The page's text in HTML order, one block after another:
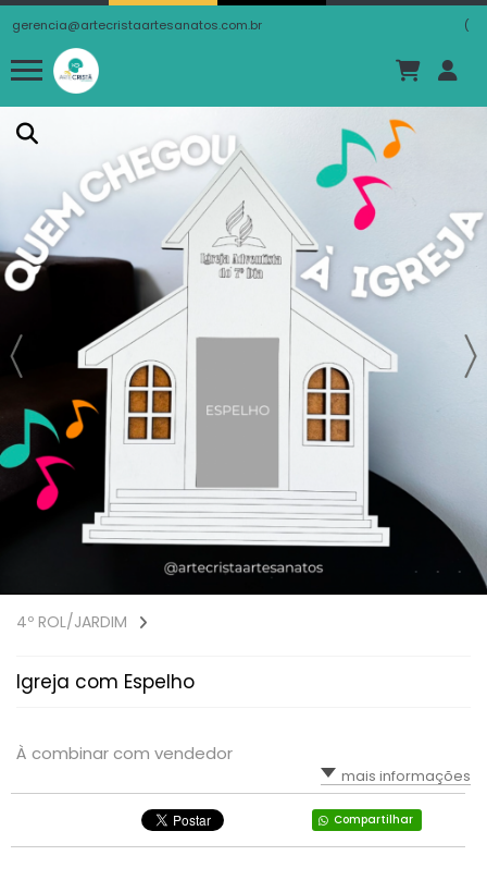
gerencia@artecristaartesanatos.com.br (
4º ROL/JARDIM
Igreja com Espelho
À combinar com vendedor
mais informações
Compartilhar